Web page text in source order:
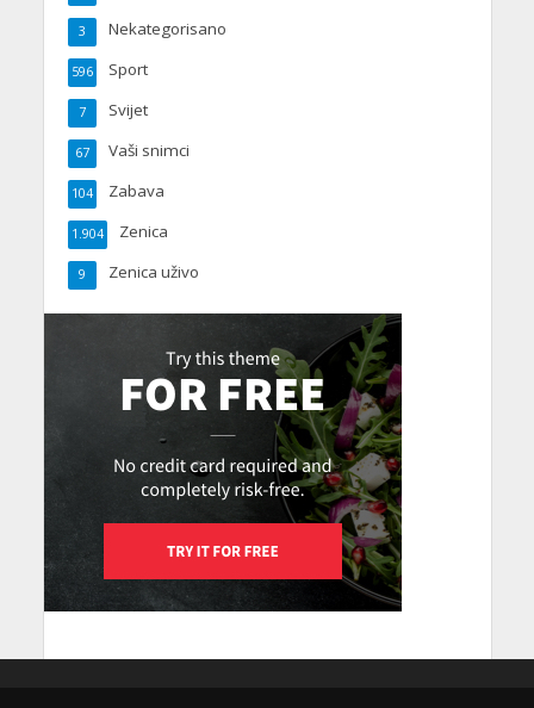
Nekategorisano
3
Sport
596
Svijet
7
Vaši snimci
67
Zabava
104
Zenica
1.904
Zenica uživo
9